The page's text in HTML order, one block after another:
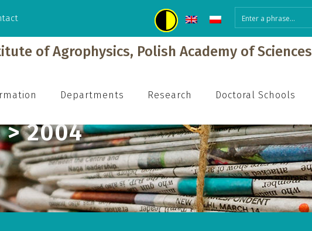
of Agrophysics, Polish Academy of Sciences
Departments Research Doctoral Schools
> 2004